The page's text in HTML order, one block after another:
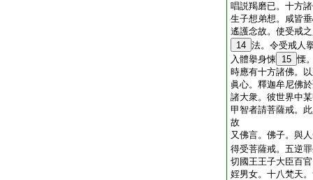
唱説羯磨已。十方
生子想弟想。咸皆
遙護念故。使受戒
14 法。令受戒人
入體擧身悚 15 慄
時應有十方諸佛。
眞心。釋迦牟尼佛
諸大衆。彼世界中
甲智者請菩薩戒。
故
又佛言。佛子。與
得受菩薩戒。五逆
切國王王子大臣百
婬男女。十八梵天